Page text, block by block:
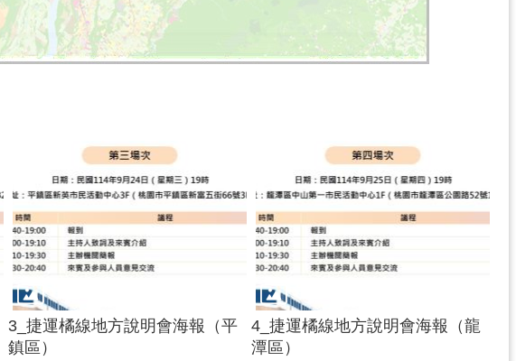
3_捷運橘線地方說明會海報（平
鎮區）
4_捷運橘線地方說明會海報（龍
潭區）